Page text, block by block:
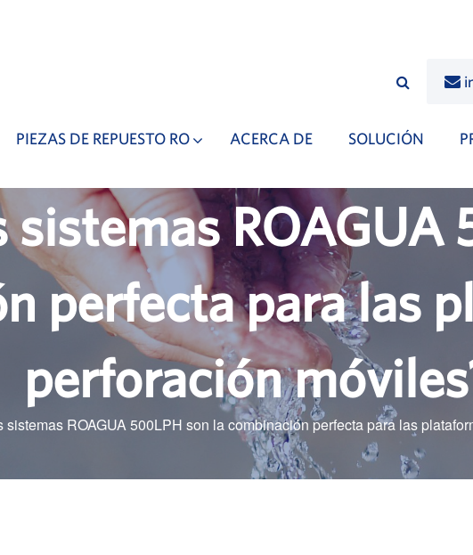
PIEZAS DE REPUESTO RO ACERCA DE SOLUCIÓN
sistemas ROAGUA
perfecta para las
perforación
sistemas ROAGUA 500LPH son la combinación perfecta para las